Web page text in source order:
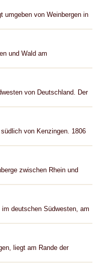
umgeben von Weinbergen in
und Wald am
von Deutschland. Der
von Kenzingen. 1806
zwischen Rhein und
deutschen Südwesten, am
liegt am Rande der